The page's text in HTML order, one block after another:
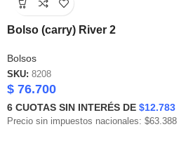
Bolso (carry) River 2
Bolsos
SKU: 8208
$ 76.700
6 CUOTAS SIN INTERÉS DE $12.783
Precio sin impuestos nacionales: $63.388